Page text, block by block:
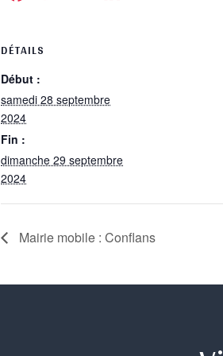
DÉTAILS
Début :
samedi 28 septembre
2024
Fin :
dimanche 29 septembre
2024
Mairie mobile : Conflans